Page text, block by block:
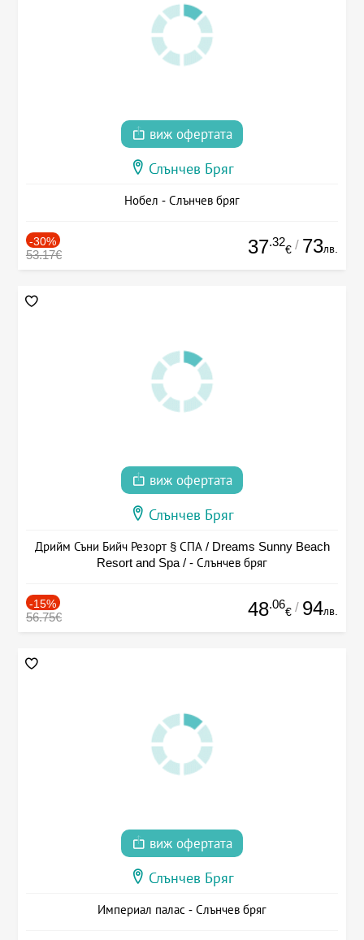
виж офертата
Слънчев Бряг
Нобел - Слънчев бряг
-30%
53.17€ 37.32
€ / 73лв.
виж офертата
Слънчев Бряг
Дрийм Съни Бийч Резорт § СПА / Dreams Sunny Beach
Resort and Spa / - Слънчев бряг
-15%
56.75€ 48.06
€ / 94лв.
виж офертата
Слънчев Бряг
Империал палас - Слънчев бряг